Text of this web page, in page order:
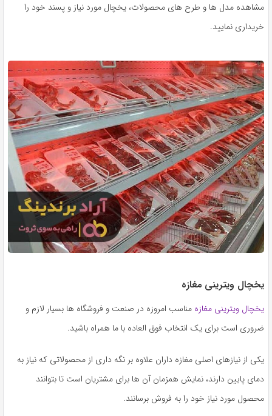
مشاهده مدل ها و طرح های محصولات، یخچال مورد نیاز و پسند خود را
خریداری نمایید.
یخچال ویترینی مغازه
یخچال ویترینی مغازه مناسب امروزه در صنعت و فروشگاه ها بسیار لازم و
ضروری است برای یک انتخاب فوق العاده با ما همراه باشید.
یکی از نیازهای اصلی مغازه داران علاوه بر نگه داری از محصولاتی که نیاز به
دمای پایین دارند، نمایش همزمان آن ها برای مشتریان است تا بتوانند
محصول مورد نیاز خود را به فروش برسانند.